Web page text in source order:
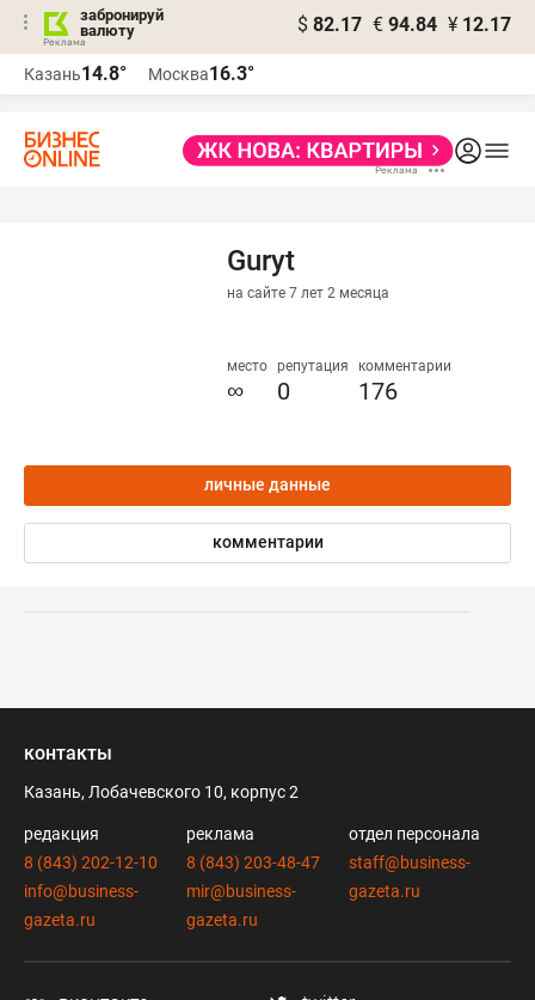
забронируй
валюту
$ 82.17 € 94.84 ¥ 12.17
Казань14.8° Москва16.3°
Guryt
на сайте 7 лет 2 месяца
место
∞
репутация
0
комментарии
176
личные данные
комментарии
контакты
Казань, Лобачевского 10, корпус 2
редакция
8 (843) 202-12-10
info@business-
gazeta.ru
реклама
8 (843) 203-48-47
mir@business-
gazeta.ru
отдел персонала
staff@business-
gazeta.ru